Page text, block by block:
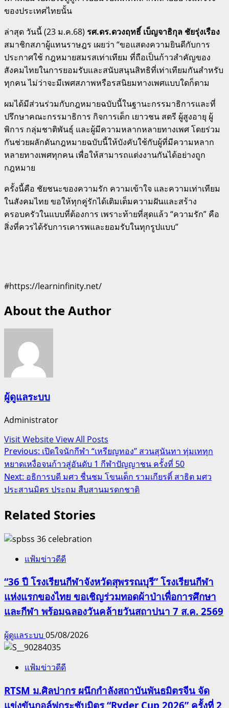
ของประเทศไทยนั้น
ล่าสุด วันนี้ (23 ม.ค.68) รศ.ดร.ดวงฤทธิ์ เบ็ญจาธิกุล ชัยรุ่งเรือง
สมาชิกสภาผู้แทนราษฎร เผยว่า “ขอแสดงความยินดีกับการ
ประกาศใช้ กฎหมายสมรสเท่าเทียม ที่ถือเป็นก้าวสำคัญของ
สังคมไทยในการยอมรับและสนับสนุนสิทธิที่เท่าเทียมกันสำหรับ
ทุกคน ไม่ว่าจะมีเพศสภาพหรือรสนิยมทางเพศแบบใดก็ตาม
ผมได้มีส่วนร่วมกับกฎหมายฉบับนี้ในฐานะกรรมาธิการและที่
ปรึกษาคณะกรรมาธิการ กิจการเด็ก เยาวชน สตรี ผู้สูงอายุ ผู้
พิการ กลุ่มชาติพันธุ์ และผู้มีความหลากหลายทางเพศ โดยร่วม
กันช่วยผลักดันกฎหมายฉบับนี้ให้บังคับใช้กับผู้ที่มีความหลาก
หลายทางเพศทุกคน เพื่อให้สามารถแต่งงานกันได้อย่างถูก
กฎหมาย
ครั้งนี้คือ ชัยชนะของความรัก ความเข้าใจ และความเท่าเทียม
ในสังคมไทย ขอให้ทุกคู่รักได้เติมเต็มความฝันและสร้าง
ครอบครัวในแบบที่ต้องการ เพราะท้ายที่สุดแล้ว “ความรัก” คือ
สิ่งที่ควรได้รับการเคารพและยอมรับในทุกรูปแบบ”
#https://learninfinity.net/
About the Author
ผู้ดูแลระบบ
Administrator
Visit WebsiteView All Posts
Post
navigation
Previous: เปิดใจนักกีฬา “เหรียญทอง” สวนสุนันทา ทุ่มเททุก
หยาดเหงื่อจนก้าวสู่อันดับ 1 กีฬาปัญญาชน ครั้งที่ 50
Next: อธิการบดี มศว ชื่นชม โขนเด็ก รามเกียรติ์ สาธิต มศว
ประสานมิตร ประถม สืบสานมรดกชาติ
Related Stories
แฟ้มข่าวดีดี
“36 ปี โรงเรียนกีฬาจังหวัดสุพรรณบุรี” โรงเรียนกีฬา
แห่งแรกของไทย ขอเชิญร่วมทอดผ้าป่าเพื่อการศึกษา
และกีฬา พร้อมฉลองวันคล้ายวันสถาปนา 7 ส.ค. 2569
ผู้ดูแลระบบ 05/08/2026
แฟ้มข่าวดีดี
RTSM ม.ศิลปากร ผนึกกำลังสถาบันพันธมิตรจีน จัด
แข่งขันกอล์ฟกระชับมิตร “Ryder Cup 2026” ครั้งที่ 2